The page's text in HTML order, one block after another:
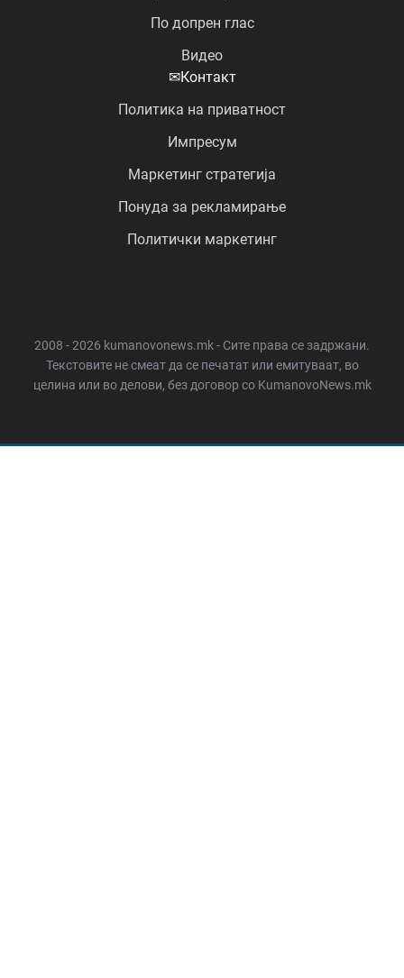
По допрен глас
Видео
✉Контакт
Политика на приватност
Импресум
Маркетинг стратегија
Понуда за рекламирање
Политички маркетинг
2008 - 2026 kumanovonews.mk - Сите права се задржани.
Текстовите не смеат да се печатат или емитуваат, во
целина или во делови, без договор со KumanovoNews.mk